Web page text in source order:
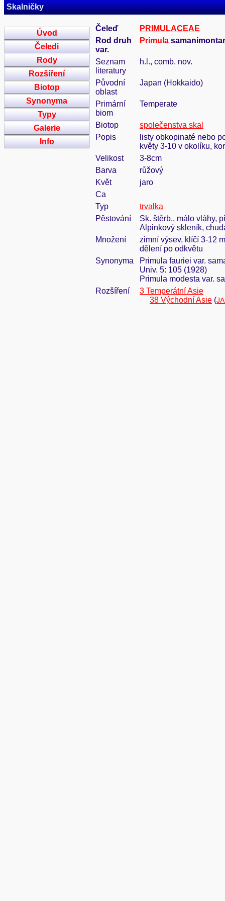
Skalničky
Úvod
Čeledi
Rody
Rozšíření
Biotop
Synonyma
Typy
Galerie
Info
Čeleď
PRIMULACEAE
Rod druh
var.
Primula
Seznam
literatury
h.l., comb. nov.
Původní
oblast
Japan (Hokkaido)
Primární
biom
Temperate
Biotop
společenstva skal
Popis
listy obkopinaté nebo
květy 3-10 v okolíku,
Velikost
3-8cm
Barva
růžový
Květ
jaro
Ca
Typ
trvalka
Pěstování
Sk. štěrb., málo vláhy,
Alpinkový skleník,
Množení
zimní výsev, klíčí 3-12
dělení po odkvětu
Synonyma
Primula fauriei var.
Univ. 5: 105 (1928)
Primula modesta var.
Rozšíření
3 Temperátní Asie
38 Východní Asie (